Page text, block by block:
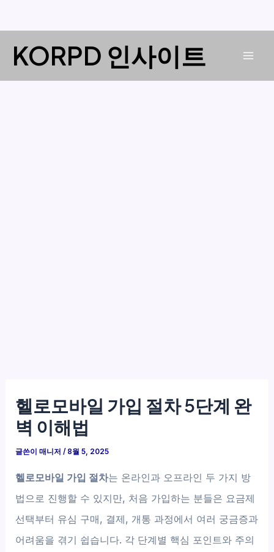
KORPD 인사이트
헬로모바일 가입 절차 5단계 완
벽 이해법
글쓴이매니저/ 8월 5, 2025
헬로모바일 가입 절차는 온라인과 오프라인 두 가지 방
법으로 진행할 수 있지만, 처음 가입하는 분들은 요금제
선택부터 유심 구매, 결제, 개통 과정에서 여러 궁금증과
어려움을 겪기 쉽습니다. 각 단계별 핵심 포인트와 주의